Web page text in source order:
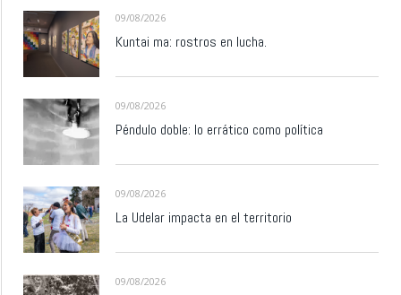
09/08/2026
Kuntai ma: rostros en lucha.
09/08/2026
Péndulo doble: lo errático como política
09/08/2026
La Udelar impacta en el territorio
09/08/2026